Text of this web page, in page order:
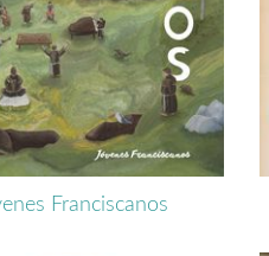
Franciscanos